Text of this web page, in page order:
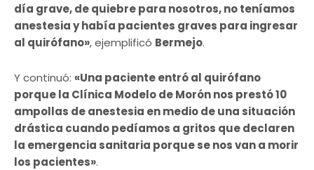
día grave, de quiebre para nosotros, no teníamos
anestesia y había pacientes graves para ingresar
al quirófano», ejemplificó Bermejo.
Y continuó: «Una paciente entró al quirófano
porque la Clínica Modelo de Morón nos prestó 10
ampollas de anestesia en medio de una situación
drástica cuando pedíamos a gritos que declaren
la emergencia sanitaria porque se nos van a morir
los pacientes».